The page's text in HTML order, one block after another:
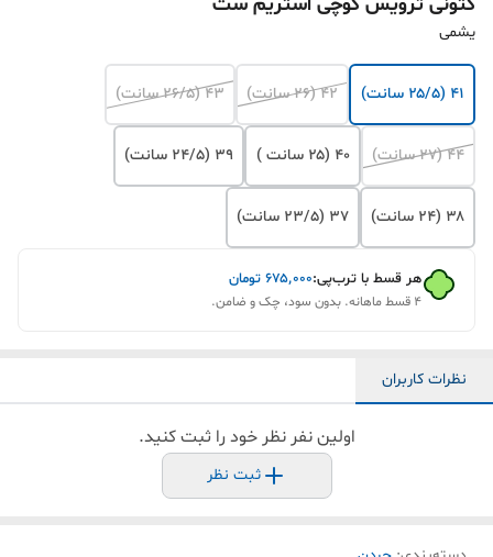
یشمی
۴۱ (۲۵/۵ سانت) ۴۲ (۲۶ سانت) ۴۳ (۲۶/۵ سانت)
۴۴ (۲۷ سانت) ۴۰ (۲۵ سانت ) ۳۹ (۲۴/۵ سانت)
۳۸ (۲۴ سانت) ۳۷ (۲۳/۵ سانت)
هر قسط با ترب‌پی:۶۷۵٬۰۰۰ تومان
۴ قسط ماهانه. بدون سود، چک و ضامن.
نظرات کاربران
اولین نفر نظر خود را ثبت کنید.
ثبت نظر